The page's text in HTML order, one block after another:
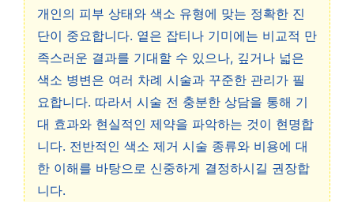
개인의 피부 상태와 색소 유형에 맞는 정확한 진
단이 중요합니다. 옅은 잡티나 기미에는 비교적 만
족스러운 결과를 기대할 수 있으나, 깊거나 넓은
색소 병변은 여러 차례 시술과 꾸준한 관리가 필
요합니다. 따라서 시술 전 충분한 상담을 통해 기
대 효과와 현실적인 제약을 파악하는 것이 현명합
니다. 전반적인 색소 제거 시술 종류와 비용에 대
한 이해를 바탕으로 신중하게 결정하시길 권장합
니다.